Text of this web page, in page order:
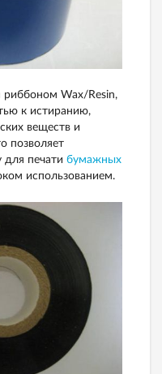
риббоном Waх/Resin,
к истиранию,
веществ и
позволяет
печати бумажных
использованием.